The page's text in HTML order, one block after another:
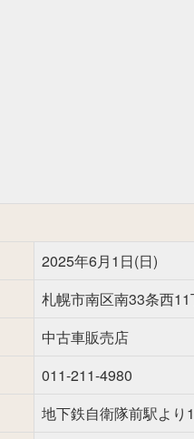
2025年6月1日(日)
札幌市南区南33条西
中古車販売店
011-211-4980
地下鉄自衛隊前駅より